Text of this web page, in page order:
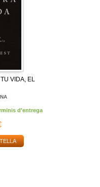
VIDA, EL
d'entrega